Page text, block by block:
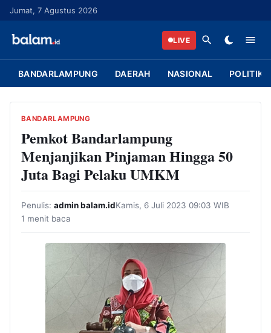
u
Jumat, 7 Agustus 2026
LIVE
BANDARLAMPUNG DAERAH NASIONAL POLITIK
BANDARLAMPUNG
Pemkot Bandarlampung
Menjanjikan Pinjaman Hingga 50
Juta Bagi Pelaku UMKM
Penulis: admin balam.idKamis, 6 Juli 2023 09:03 WIB
1 menit baca